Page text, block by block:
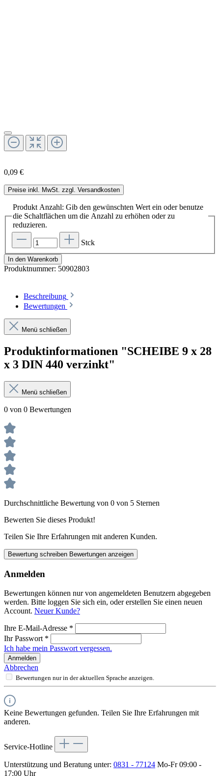
0,09 €
Preise inkl. MwSt. zzgl. Versandkosten
Produkt Anzahl: Gib den gewünschten Wert ein oder benutze
die Schaltflächen um die Anzahl zu erhöhen oder zu
reduzieren.
Stck
In den Warenkorb
Produktnummer: 50902803
Beschreibung
Bewertungen
Menü schließen
Produktinformationen "SCHEIBE 9 x 28
x 3 DIN 440 verzinkt"
Menü schließen
0 von 0 Bewertungen
Durchschnittliche Bewertung von 0 von 5 Sternen
Bewerten Sie dieses Produkt!
Teilen Sie Ihre Erfahrungen mit anderen Kunden.
Bewertung schreiben Bewertungen anzeigen
Anmelden
Bewertungen können nur von angemeldeten Benutzern abgegeben
werden. Bitte loggen Sie sich ein, oder erstellen Sie einen neuen
Account. Neuer Kunde?
Ihre E-Mail-Adresse *
Ihr Passwort *
Ich habe mein Passwort vergessen.
Anmelden
Abbrechen
Bewertungen nur in der aktuellen Sprache anzeigen.
Keine Bewertungen gefunden. Teilen Sie Ihre Erfahrungen mit
anderen.
Service-Hotline
Unterstützung und Beratung unter: 0831 - 77124 Mo-Fr 09:00 -
17:00 Uhr